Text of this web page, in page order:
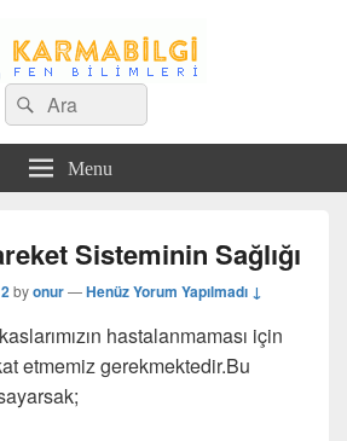
Search
for:
Ara
Menu
Sisteminin Sağlığı
byonur—Henüz Yorum Yapılmadı ↓
hastalanmaması için
etmemiz gerekmektedir.Bu